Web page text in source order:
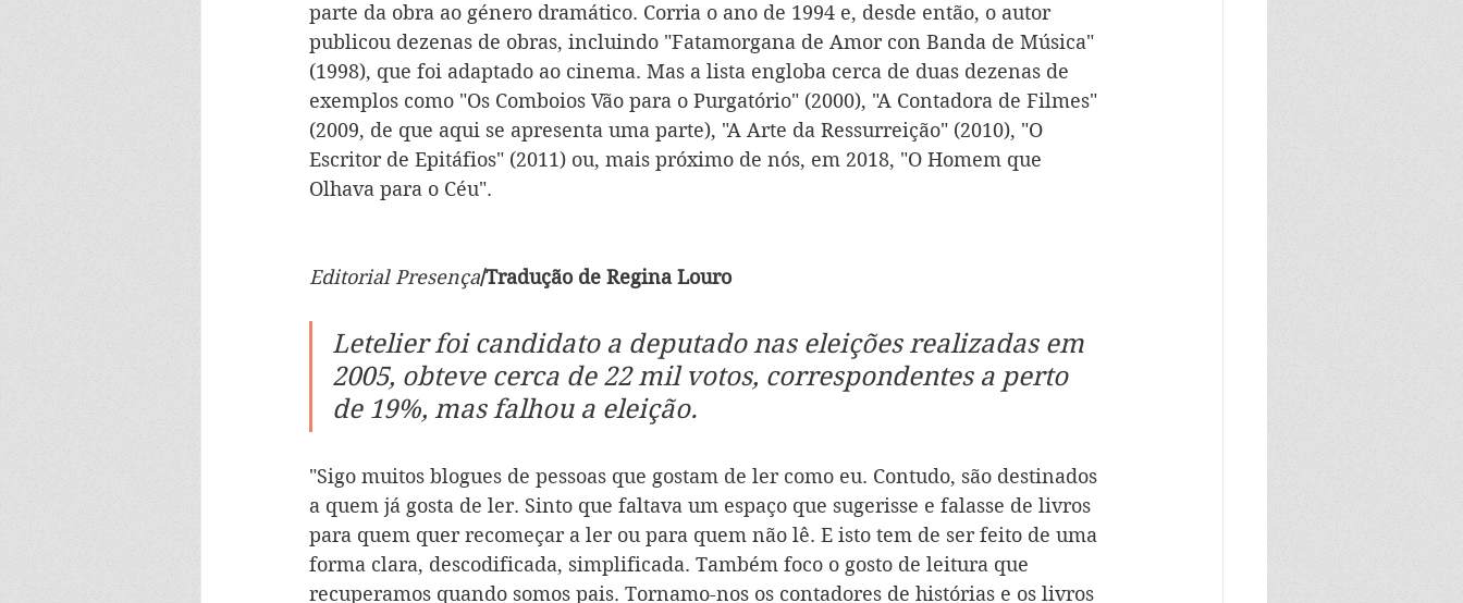
parte da obra ao género dramático. Corria o ano de 1994 e, desde então, o autor
publicou dezenas de obras, incluindo "Fatamorgana de Amor con Banda de Música"
(1998), que foi adaptado ao cinema. Mas a lista engloba cerca de duas dezenas de
exemplos como "Os Comboios Vão para o Purgatório" (2000), "A Contadora de Filmes"
(2009, de que aqui se apresenta uma parte), "A Arte da Ressurreição" (2010), "O
Escritor de Epitáfios" (2011) ou, mais próximo de nós, em 2018, "O Homem que
Olhava para o Céu".
Editorial Presença/Tradução de Regina Louro
Letelier foi candidato a deputado nas eleições realizadas em
2005, obteve cerca de 22 mil votos, correspondentes a perto
de 19%, mas falhou a eleição.
"Sigo muitos blogues de pessoas que gostam de ler como eu. Contudo, são destinados
a quem já gosta de ler. Sinto que faltava um espaço que sugerisse e falasse de livros
para quem quer recomeçar a ler ou para quem não lê. E isto tem de ser feito de uma
forma clara, descodificada, simplificada. Também foco o gosto de leitura que
recuperamos quando somos pais. Tornamo-nos os contadores de histórias e os livros